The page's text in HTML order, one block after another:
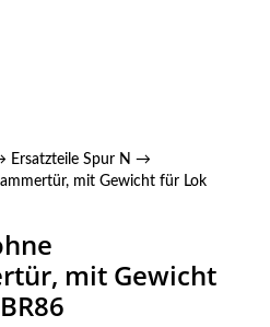
Ersatzteile Spur N →
mit Gewicht für Lok
mit Gewicht